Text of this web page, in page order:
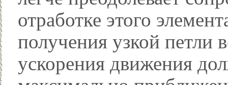
отработке этого
получения узкой петли
ускорения движения